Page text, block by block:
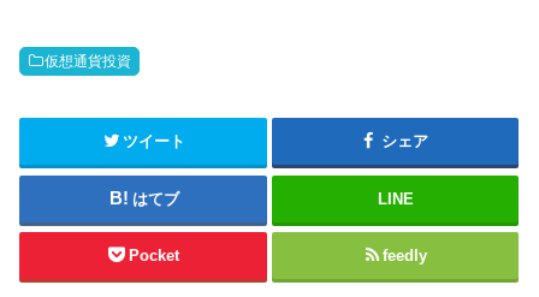
仮想通貨投資
ツイート シェア
はてブ LINE
Pocket feedly